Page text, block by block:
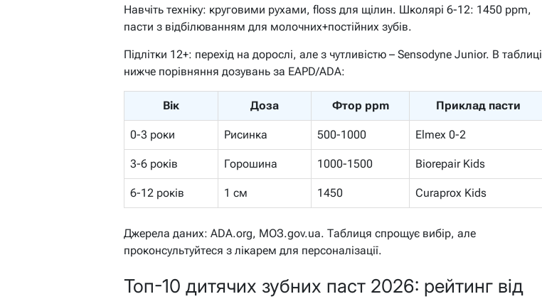
Навчіть техніку: круговими рухами, floss для щілин. Школярі 6-12: 1450 ppm,
пасти з відбілюванням для молочних+постійних зубів.
Підлітки 12+: перехід на дорослі, але з чутливістю – Sensodyne Junior. В таблиці
нижче порівняння дозувань за EAPD/ADA:
Вік Доза Фтор ppm Приклад пасти
0-3 роки Рисинка 500-1000 Elmex 0-2
3-6 років Горошина 1000-1500 Biorepair Kids
6-12 років 1 см 1450 Curaprox Kids
Джерела даних: ADA.org, МОЗ.gov.ua. Таблиця спрощує вибір, але
проконсультуйтеся з лікарем для персоналізації.
Топ-10 дитячих зубних паст 2026: рейтинг від